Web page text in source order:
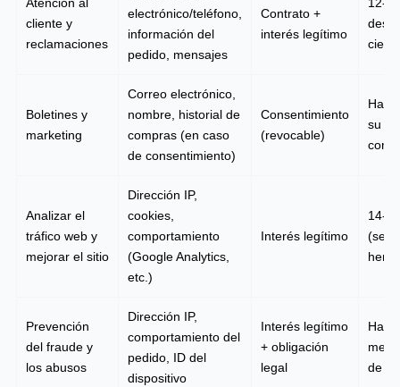
cliente y
reclamaciones
electrónico/teléfono,
información del
pedido, mensajes
Contrato +
interés legítimo
Boletines y
marketing
Correo electrónico,
nombre, historial de
compras (en caso
de consentimiento)
Consentimiento
(revocable)
su
Analizar el
tráfico web y
mejorar el sitio
Dirección IP,
cookies,
comportamiento
(Google Analytics,
etc.)
Interés legítimo
14-
Prevención
del fraude y
los abusos
Dirección IP,
comportamiento del
pedido, ID del
dispositivo
Interés legítimo
+ obligación
legal
de